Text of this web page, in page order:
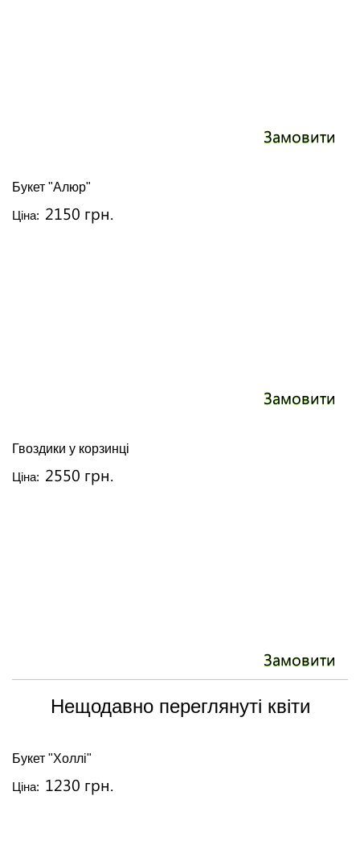
Замовити
Букет "Алюр"
Ціна: 2150 грн.
Замовити
Гвоздики у корзинці
Ціна: 2550 грн.
Замовити
Нещодавно переглянуті квіти
Букет "Холлі"
Ціна: 1230 грн.